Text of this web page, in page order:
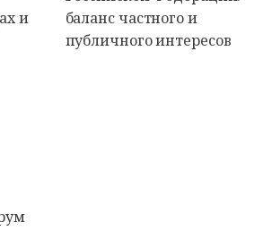
и
баланс частного и
публичного интересов